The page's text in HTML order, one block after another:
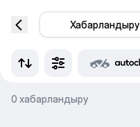
Хабарландыру
0 хабарландыру